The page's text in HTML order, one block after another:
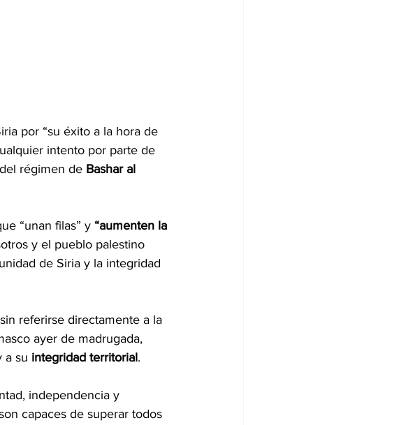
por “su éxito a la hora de
intento por parte de
régimen de Bashar al
“unan filas” y “aumenten la
y el pueblo palestino
de Siria y la integridad
referirse directamente a la
ayer de madrugada,
a su integridad territorial.
independencia y
capaces de superar todos